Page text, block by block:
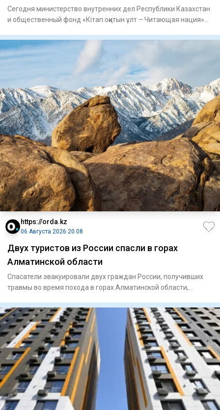
Сегодня министерство внутренних дел Республики Казахстан
и общественный фонд «Кітап оқитын ұлт – Читающая нация»
https://orda.kz
06 Августа 2026 20:08
Двух туристов из России спасли в горах
Алматинской области
Спасатели эвакуировали двух граждан России, получивших
травмы во время похода в горах Алматинской области,